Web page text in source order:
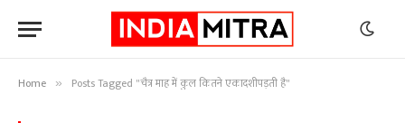
Home » Posts Tagged "चैत्र माह में कुल कितने एकादशीपड़ती है"